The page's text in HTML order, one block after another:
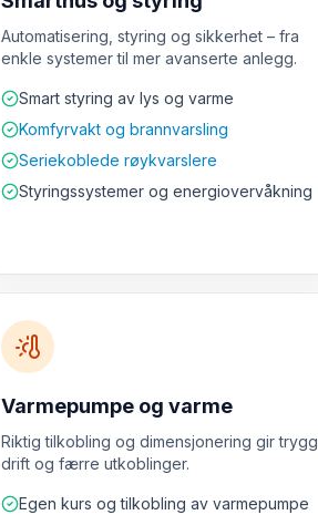
Automatisering, styring og sikkerhet – fra
enkle systemer til mer avanserte anlegg.
Smart styring av lys og varme
Komfyrvakt og brannvarsling
Seriekoblede røykvarslere
Styringssystemer og energiovervåkning
Varmepumpe og varme
Riktig tilkobling og dimensjonering gir trygg
drift og færre utkoblinger.
Egen kurs og tilkobling av varmepumpe